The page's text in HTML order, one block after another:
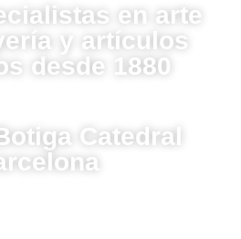
en arte
y artículos
desde 1880
Catedral